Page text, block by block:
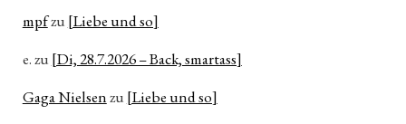
mpfzu [Liebe und so]
e.zu [Di, 28.7.2026 – Back, smartass]
Gaga Nielsenzu [Liebe und so]